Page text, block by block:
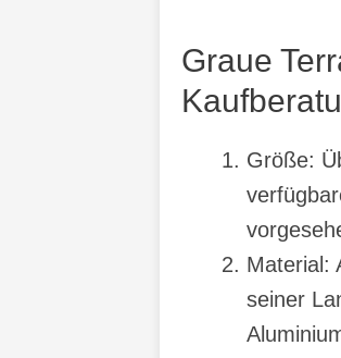
Graue
Größe:
Material:
seiner